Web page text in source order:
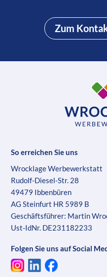
Zum
So erreichen Sie uns
Wrocklage Werbewerkstatt
Rudolf-Diesel-Str. 28
49479 Ibbenbüren
AG Steinfurt HR 5989 B
Geschäftsführer: Martin
Ust-IdNr. DE231182233
Folgen Sie uns auf Social